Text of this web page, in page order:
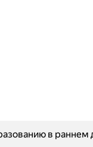
в раннем